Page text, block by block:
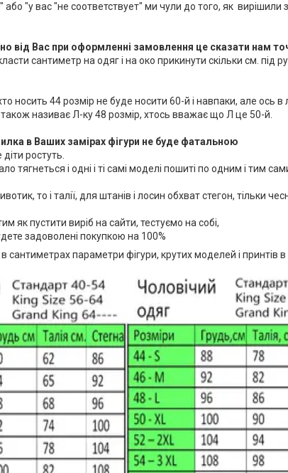
"у вас "не соответствует" ми чули до того, як вирішили
від Вас при оформленні замовлення це сказати нам
сантиметр на одяг і на око прикинути скільки см. під
носить 44 розмір не буде носити 60-й і навпаки, але ось
називає Л-ку 48 розмір, хтось вважає що Л це 50-й.
в Ваших замірах фігури не буде фатальною
ростуть.
тягнеться і одні і ті самі моделі пошиті по одним і тим
то і талії, для штанів і лосин обхват стегон, тільки
пустити виріб на сайти, тестуємо на собі,
задоволені покупкою на 100%
параметри фігури, крутих моделей і